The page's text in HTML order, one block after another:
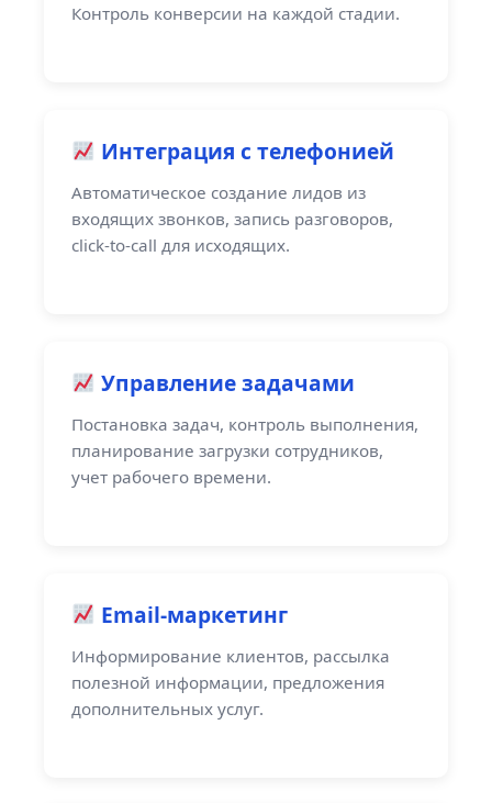
Контроль конверсии на каждой стадии.
Интеграция с телефонией
Автоматическое создание лидов из
входящих звонков, запись разговоров,
click-to-call для исходящих.
Управление задачами
Постановка задач, контроль выполнения,
планирование загрузки сотрудников,
учет рабочего времени.
Email-маркетинг
Информирование клиентов, рассылка
полезной информации, предложения
дополнительных услуг.